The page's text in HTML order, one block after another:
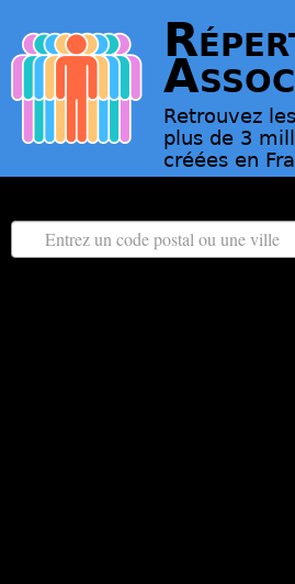
Retrouvez
plus de 3
créées en